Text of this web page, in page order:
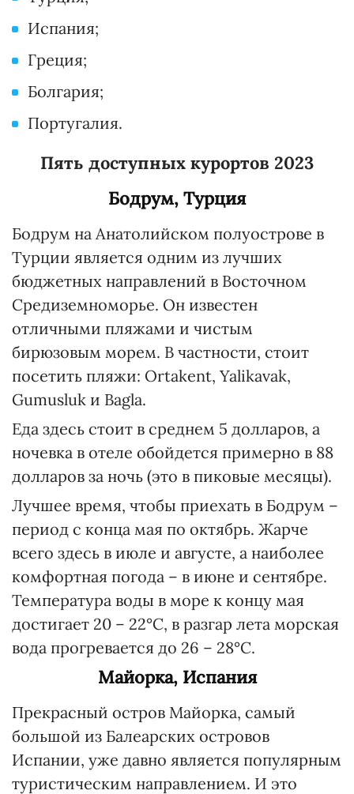
Испания;
Греция;
Болгария;
Португалия.
Пять доступных курортов 2023
Бодрум, Турция
Бодрум на Анатолийском полуострове в
Турции является одним из лучших
бюджетных направлений в Восточном
Средиземноморье. Он известен
отличными пляжами и чистым
бирюзовым морем. В частности, стоит
посетить пляжи: Ortakent, Yalikavak,
Gumusluk и Bagla.
Еда здесь стоит в среднем 5 долларов, а
ночевка в отеле обойдется примерно в 88
долларов за ночь (это в пиковые месяцы).
Лучшее время, чтобы приехать в Бодрум –
период с конца мая по октябрь. Жарче
всего здесь в июле и августе, а наиболее
комфортная погода – в июне и сентябре.
Температура воды в море к концу мая
достигает 20 – 22°C, в разгар лета морская
вода прогревается до 26 – 28°C.
Майорка, Испания
Прекрасный остров Майорка, самый
большой из Балеарских островов
Испании, уже давно является популярным
туристическим направлением. И это